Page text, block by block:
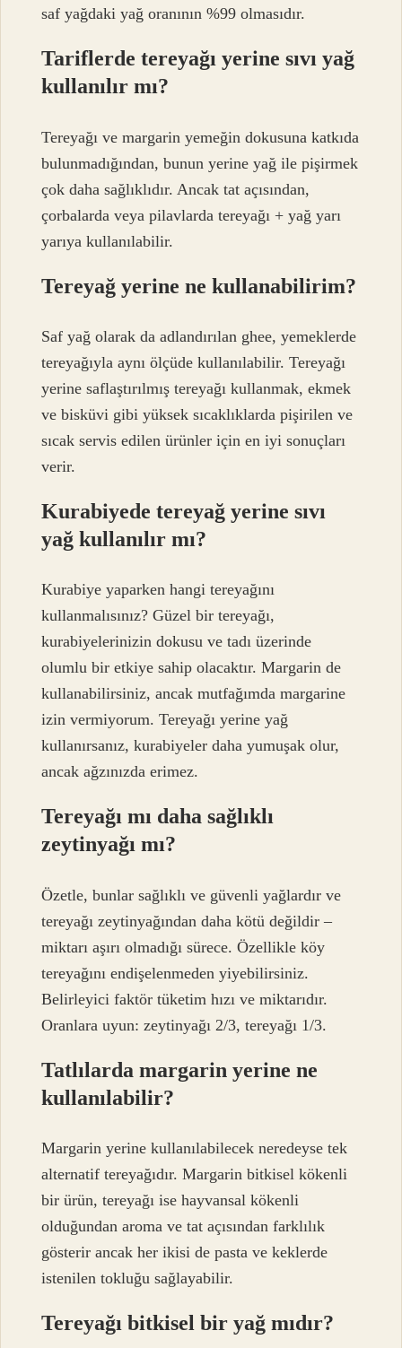
saf yağdaki yağ oranının %99 olmasıdır.
Tariflerde tereyağı yerine sıvı yağ
kullanılır mı?
Tereyağı ve margarin yemeğin dokusuna katkıda
bulunmadığından, bunun yerine yağ ile pişirmek
çok daha sağlıklıdır. Ancak tat açısından,
çorbalarda veya pilavlarda tereyağı + yağ yarı
yarıya kullanılabilir.
Tereyağ yerine ne kullanabilirim?
Saf yağ olarak da adlandırılan ghee, yemeklerde
tereyağıyla aynı ölçüde kullanılabilir. Tereyağı
yerine saflaştırılmış tereyağı kullanmak, ekmek
ve bisküvi gibi yüksek sıcaklıklarda pişirilen ve
sıcak servis edilen ürünler için en iyi sonuçları
verir.
Kurabiyede tereyağ yerine sıvı
yağ kullanılır mı?
Kurabiye yaparken hangi tereyağını
kullanmalısınız? Güzel bir tereyağı,
kurabiyelerinizin dokusu ve tadı üzerinde
olumlu bir etkiye sahip olacaktır. Margarin de
kullanabilirsiniz, ancak mutfağımda margarine
izin vermiyorum. Tereyağı yerine yağ
kullanırsanız, kurabiyeler daha yumuşak olur,
ancak ağzınızda erimez.
Tereyağı mı daha sağlıklı
zeytinyağı mı?
Özetle, bunlar sağlıklı ve güvenli yağlardır ve
tereyağı zeytinyağından daha kötü değildir –
miktarı aşırı olmadığı sürece. Özellikle köy
tereyağını endişelenmeden yiyebilirsiniz.
Belirleyici faktör tüketim hızı ve miktarıdır.
Oranlara uyun: zeytinyağı 2/3, tereyağı 1/3.
Tatlılarda margarin yerine ne
kullanılabilir?
Margarin yerine kullanılabilecek neredeyse tek
alternatif tereyağıdır. Margarin bitkisel kökenli
bir ürün, tereyağı ise hayvansal kökenli
olduğundan aroma ve tat açısından farklılık
gösterir ancak her ikisi de pasta ve keklerde
istenilen tokluğu sağlayabilir.
Tereyağı bitkisel bir yağ mıdır?